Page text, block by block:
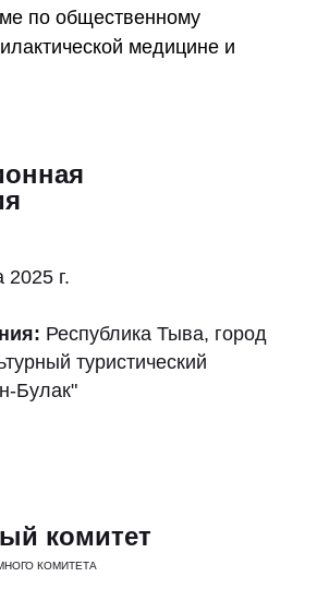
по общественному
медицине и
2025 г.
Республика Тыва, город
туристический
Булак"
комитет
КОМИТЕТА